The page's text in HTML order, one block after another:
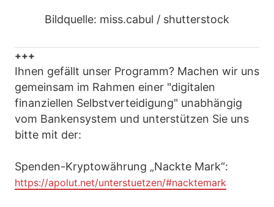
Bildquelle: miss.cabul / shutterstock
+++
Ihnen gefällt unser Programm? Machen wir uns
gemeinsam im Rahmen einer "digitalen
finanziellen Selbstverteidigung" unabhängig
vom Bankensystem und unterstützen Sie uns
bitte mit der:
Spenden-Kryptowährung „Nackte Mark“:
https://apolut.net/unterstuetzen/#nacktemark